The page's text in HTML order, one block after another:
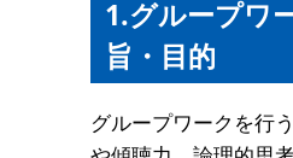
1.グループワ
旨・目的
グループワークを行